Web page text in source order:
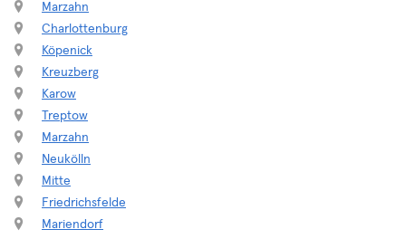
Marzahn
Charlottenburg
Köpenick
Kreuzberg
Karow
Treptow
Marzahn
Neukölln
Mitte
Friedrichsfelde
Mariendorf